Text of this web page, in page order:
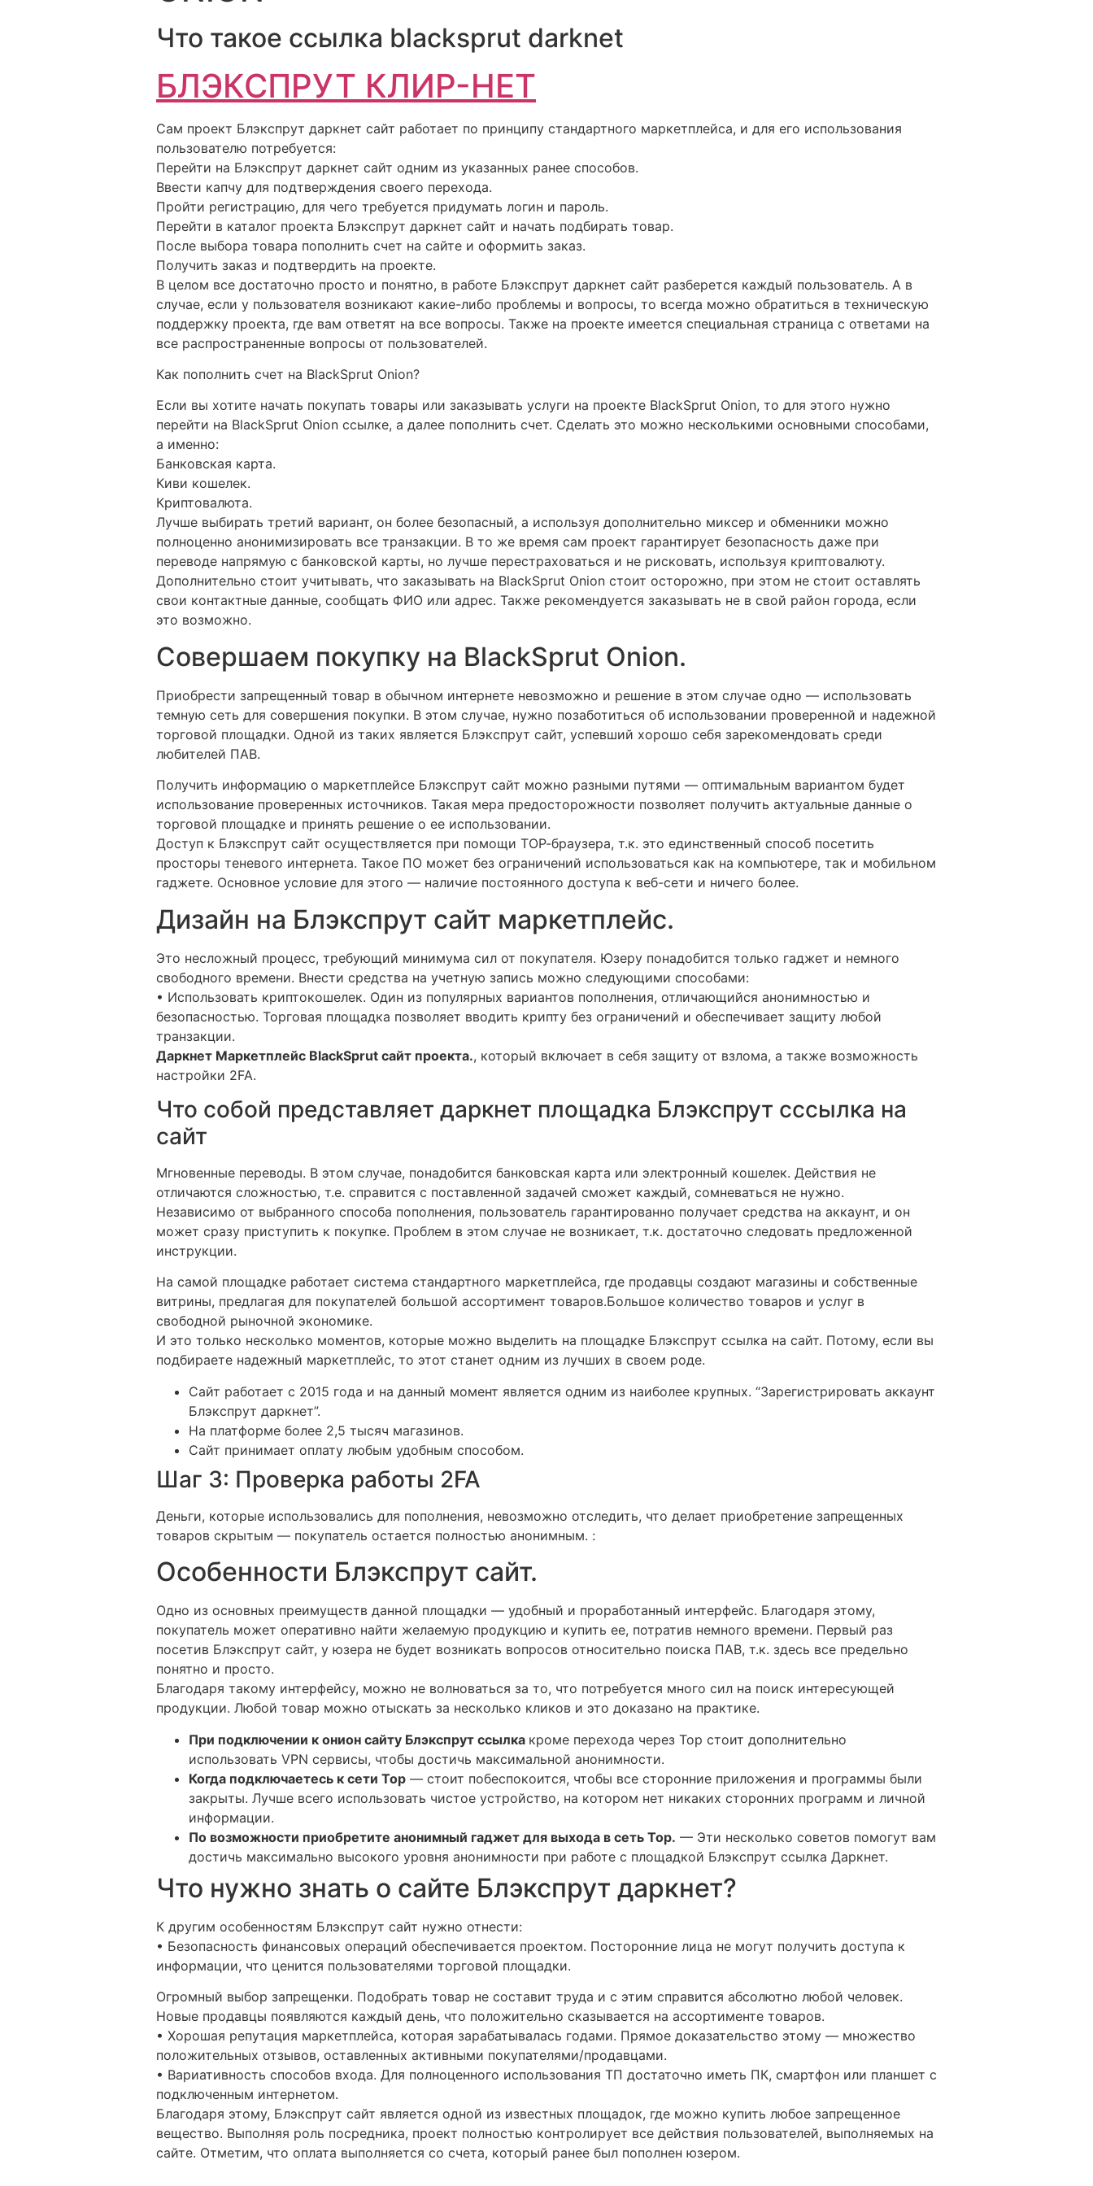
Что такое ссылка blacksprut darknet
БЛЭКСПРУТ КЛИР-НЕТ
Сам проект Блэкспрут даркнет сайт работает по принципу стандартного маркетплейса, и для его использования
пользователю потребуется:
Перейти на Блэкспрут даркнет сайт одним из указанных ранее способов.
Ввести капчу для подтверждения своего перехода.
Пройти регистрацию, для чего требуется придумать логин и пароль.
Перейти в каталог проекта Блэкспрут даркнет сайт и начать подбирать товар.
После выбора товара пополнить счет на сайте и оформить заказ.
Получить заказ и подтвердить на проекте.
В целом все достаточно просто и понятно, в работе Блэкспрут даркнет сайт разберется каждый пользователь. А в
случае, если у пользователя возникают какие-либо проблемы и вопросы, то всегда можно обратиться в техническую
поддержку проекта, где вам ответят на все вопросы. Также на проекте имеется специальная страница с ответами на
все распространенные вопросы от пользователей.
Как пополнить счет на BlackSprut Onion?
Если вы хотите начать покупать товары или заказывать услуги на проекте BlackSprut Onion, то для этого нужно
перейти на BlackSprut Onion ссылке, а далее пополнить счет. Сделать это можно несколькими основными способами,
а именно:
Банковская карта.
Киви кошелек.
Криптовалюта.
Лучше выбирать третий вариант, он более безопасный, а используя дополнительно миксер и обменники можно
полноценно анонимизировать все транзакции. В то же время сам проект гарантирует безопасность даже при
переводе напрямую с банковской карты, но лучше перестраховаться и не рисковать, используя криптовалюту.
Дополнительно стоит учитывать, что заказывать на BlackSprut Onion стоит осторожно, при этом не стоит оставлять
свои контактные данные, сообщать ФИО или адрес. Также рекомендуется заказывать не в свой район города, если
это возможно.
Совершаем покупку на BlackSprut Onion.
Приобрести запрещенный товар в обычном интернете невозможно и решение в этом случае одно — использовать
темную сеть для совершения покупки. В этом случае, нужно позаботиться об использовании проверенной и надежной
торговой площадки. Одной из таких является Блэкспрут сайт, успевший хорошо себя зарекомендовать среди
любителей ПАВ.
Получить информацию о маркетплейсе Блэкспрут сайт можно разными путями — оптимальным вариантом будет
использование проверенных источников. Такая мера предосторожности позволяет получить актуальные данные о
торговой площадке и принять решение о ее использовании.
Доступ к Блэкспрут сайт осуществляется при помощи ТОР-браузера, т.к. это единственный способ посетить
просторы теневого интернета. Такое ПО может без ограничений использоваться как на компьютере, так и мобильном
гаджете. Основное условие для этого — наличие постоянного доступа к веб-сети и ничего более.
Дизайн на Блэкспрут сайт маркетплейс.
Это несложный процесс, требующий минимума сил от покупателя. Юзеру понадобится только гаджет и немного
свободного времени. Внести средства на учетную запись можно следующими способами:
• Использовать криптокошелек. Один из популярных вариантов пополнения, отличающийся анонимностью и
безопасностью. Торговая площадка позволяет вводить крипту без ограничений и обеспечивает защиту любой
транзакции.
Даркнет Маркетплейс BlackSprut сайт проекта., который включает в себя защиту от взлома, а также возможность
настройки 2FA.
Что собой представляет даркнет площадка Блэкспрут сссылка на
сайт
Мгновенные переводы. В этом случае, понадобится банковская карта или электронный кошелек. Действия не
отличаются сложностью, т.е. справится с поставленной задачей сможет каждый, сомневаться не нужно.
Независимо от выбранного способа пополнения, пользователь гарантированно получает средства на аккаунт, и он
может сразу приступить к покупке. Проблем в этом случае не возникает, т.к. достаточно следовать предложенной
инструкции.
На самой площадке работает система стандартного маркетплейса, где продавцы создают магазины и собственные
витрины, предлагая для покупателей большой ассортимент товаров.Большое количество товаров и услуг в
свободной рыночной экономике.
И это только несколько моментов, которые можно выделить на площадке Блэкспрут ссылка на сайт. Потому, если вы
подбираете надежный маркетплейс, то этот станет одним из лучших в своем роде.
Сайт работает с 2015 года и на данный момент является одним из наиболее крупных. “Зарегистрировать аккаунт
Блэкспрут даркнет”.
На платформе более 2,5 тысяч магазинов.
Сайт принимает оплату любым удобным способом.
Шаг 3: Проверка работы 2FA
Деньги, которые использовались для пополнения, невозможно отследить, что делает приобретение запрещенных
товаров скрытым — покупатель остается полностью анонимным. :
Особенности Блэкспрут сайт.
Одно из основных преимуществ данной площадки — удобный и проработанный интерфейс. Благодаря этому,
покупатель может оперативно найти желаемую продукцию и купить ее, потратив немного времени. Первый раз
посетив Блэкспрут сайт, у юзера не будет возникать вопросов относительно поиска ПАВ, т.к. здесь все предельно
понятно и просто.
Благодаря такому интерфейсу, можно не волноваться за то, что потребуется много сил на поиск интересующей
продукции. Любой товар можно отыскать за несколько кликов и это доказано на практике.
При подключении к онион сайту Блэкспрут ссылка кроме перехода через Тор стоит дополнительно
использовать VPN сервисы, чтобы достичь максимальной анонимности.
Когда подключаетесь к сети Тор — стоит побеспокоится, чтобы все сторонние приложения и программы были
закрыты. Лучше всего использовать чистое устройство, на котором нет никаких сторонних программ и личной
информации.
По возможности приобретите анонимный гаджет для выхода в сеть Тор. — Эти несколько советов помогут вам
достичь максимально высокого уровня анонимности при работе с площадкой Блэкспрут ссылка Даркнет.
Что нужно знать о сайте Блэкспрут даркнет?
К другим особенностям Блэкспрут сайт нужно отнести:
• Безопасность финансовых операций обеспечивается проектом. Посторонние лица не могут получить доступа к
информации, что ценится пользователями торговой площадки.
Огромный выбор запрещенки. Подобрать товар не составит труда и с этим справится абсолютно любой человек.
Новые продавцы появляются каждый день, что положительно сказывается на ассортименте товаров.
• Хорошая репутация маркетплейса, которая зарабатывалась годами. Прямое доказательство этому — множество
положительных отзывов, оставленных активными покупателями/продавцами.
• Вариативность способов входа. Для полноценного использования ТП достаточно иметь ПК, смартфон или планшет с
подключенным интернетом.
Благодаря этому, Блэкспрут сайт является одной из известных площадок, где можно купить любое запрещенное
вещество. Выполняя роль посредника, проект полностью контролирует все действия пользователей, выполняемых на
сайте. Отметим, что оплата выполняется со счета, который ранее был пополнен юзером.